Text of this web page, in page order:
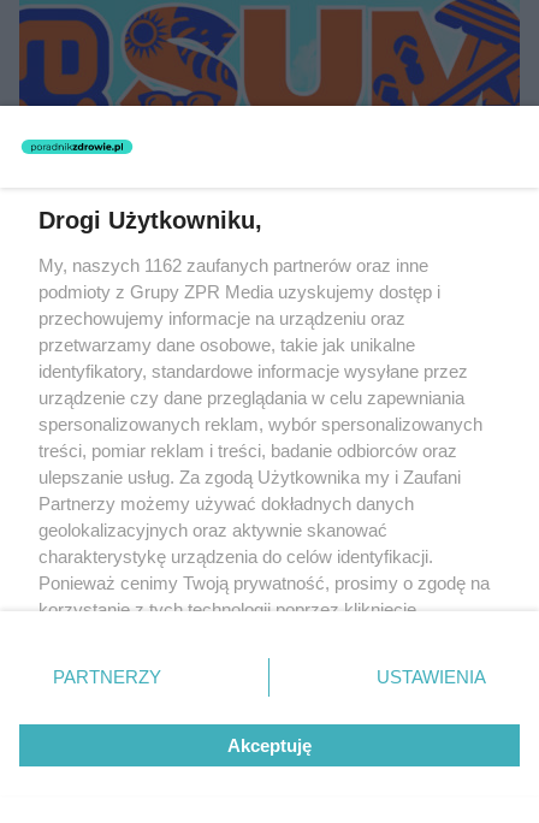
ESKA Summer Camp 2026 rusza w
trasę! Odwiedź strefę Wawel i
spróbuj kultowych Michałków z
Wawelu
Drogi Użytkowniku,
My, naszych 1162 zaufanych partnerów oraz inne
podmioty z Grupy ZPR Media uzyskujemy dostęp i
przechowujemy informacje na urządzeniu oraz
przetwarzamy dane osobowe, takie jak unikalne
identyfikatory, standardowe informacje wysyłane przez
urządzenie czy dane przeglądania w celu zapewniania
spersonalizowanych reklam, wybór spersonalizowanych
treści, pomiar reklam i treści, badanie odbiorców oraz
ulepszanie usług. Za zgodą Użytkownika my i Zaufani
Partnerzy możemy używać dokładnych danych
geolokalizacyjnych oraz aktywnie skanować
charakterystykę urządzenia do celów identyfikacji.
Ponieważ cenimy Twoją prywatność, prosimy o zgodę na
korzystanie z tych technologii poprzez kliknięcie
zmienić/wycofać klikając przycisk ustawień prywatności
znajdujący się w lewym dolnym rogu strony
rodzaje przetwarzania danych nie wymagają zgody
użytkownika, ale masz prawo sprzeciwić się takiemu
przetwarzaniu. Preferencje będą miały zastosowanie tylko
PARTNERZY USTAWIENIA
Akceptuję